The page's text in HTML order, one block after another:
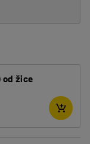
od žice